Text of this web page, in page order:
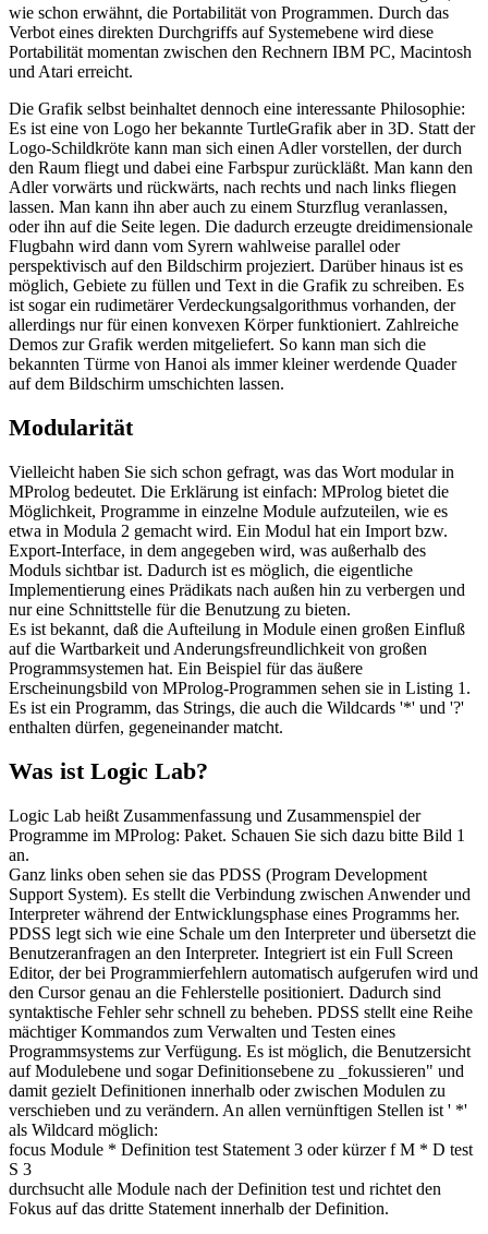
wie schon erwähnt, die Portabilität von Programmen. Durch das
Verbot eines direkten Durchgriffs auf Systemebene wird diese
Portabilität momentan zwischen den Rechnern IBM PC, Macintosh
und Atari erreicht.
Die Grafik selbst beinhaltet dennoch eine interessante Philosophie:
Es ist eine von Logo her bekannte TurtleGrafik aber in 3D. Statt der
Logo-Schildkröte kann man sich einen Adler vorstellen, der durch
den Raum fliegt und dabei eine Farbspur zurückläßt. Man kann den
Adler vorwärts und rückwärts, nach rechts und nach links fliegen
lassen. Man kann ihn aber auch zu einem Sturzflug veranlassen,
oder ihn auf die Seite legen. Die dadurch erzeugte dreidimensionale
Flugbahn wird dann vom Syrern wahlweise parallel oder
perspektivisch auf den Bildschirm projeziert. Darüber hinaus ist es
möglich, Gebiete zu füllen und Text in die Grafik zu schreiben. Es
ist sogar ein rudimetärer Verdeckungsalgorithmus vorhanden, der
allerdings nur für einen konvexen Körper funktioniert. Zahlreiche
Demos zur Grafik werden mitgeliefert. So kann man sich die
bekannten Türme von Hanoi als immer kleiner werdende Quader
auf dem Bildschirm umschichten lassen.
Modularität
Vielleicht haben Sie sich schon gefragt, was das Wort modular in
MProlog bedeutet. Die Erklärung ist einfach: MProlog bietet die
Möglichkeit, Programme in einzelne Module aufzuteilen, wie es
etwa in Modula 2 gemacht wird. Ein Modul hat ein Import bzw.
Export-Interface, in dem angegeben wird, was außerhalb des
Moduls sichtbar ist. Dadurch ist es möglich, die eigentliche
Implementierung eines Prädikats nach außen hin zu verbergen und
nur eine Schnittstelle für die Benutzung zu bieten.
Es ist bekannt, daß die Aufteilung in Module einen großen Einfluß
auf die Wartbarkeit und Anderungsfreundlichkeit von großen
Programmsystemen hat. Ein Beispiel für das äußere
Erscheinungsbild von MProlog-Programmen sehen sie in Listing 1.
Es ist ein Programm, das Strings, die auch die Wildcards '*' und '?'
enthalten dürfen, gegeneinander matcht.
Was ist Logic Lab?
Logic Lab heißt Zusammenfassung und Zusammenspiel der
Programme im MProlog: Paket. Schauen Sie sich dazu bitte Bild 1
an.
Ganz links oben sehen sie das PDSS (Program Development
Support System). Es stellt die Verbindung zwischen Anwender und
Interpreter während der Entwicklungsphase eines Programms her.
PDSS legt sich wie eine Schale um den Interpreter und übersetzt die
Benutzeranfragen an den Interpreter. Integriert ist ein Full Screen
Editor, der bei Programmierfehlern automatisch aufgerufen wird und
den Cursor genau an die Fehlerstelle positioniert. Dadurch sind
syntaktische Fehler sehr schnell zu beheben. PDSS stellt eine Reihe
mächtiger Kommandos zum Verwalten und Testen eines
Programmsystems zur Verfügung. Es ist möglich, die Benutzersicht
auf Modulebene und sogar Definitionsebene zu _fokussieren" und
damit gezielt Definitionen innerhalb oder zwischen Modulen zu
verschieben und zu verändern. An allen vernünftigen Stellen ist ' *'
als Wildcard möglich:
focus Module * Definition test Statement 3 oder kürzer f M * D test
S 3
durchsucht alle Module nach der Definition test und richtet den
Fokus auf das dritte Statement innerhalb der Definition.